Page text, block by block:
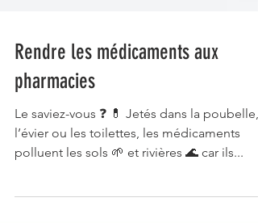
Rendre les médicaments aux
pharmacies
Le saviez-vous ❓ 💊 Jetés dans la poubelle,
l’évier ou les toilettes, les médicaments